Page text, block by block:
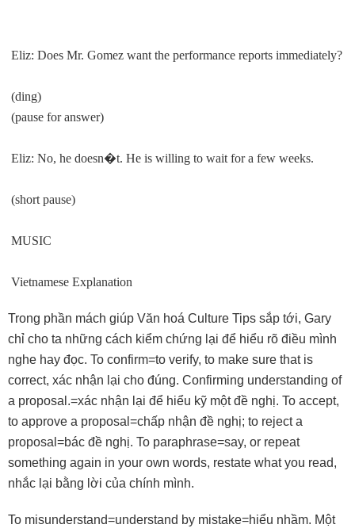
Eliz: Does Mr. Gomez want the performance reports immediately?
(ding)
(pause for answer)
Eliz: No, he doesn�t. He is willing to wait for a few weeks.
(short pause)
MUSIC
Vietnamese Explanation
Trong phần mách giúp Văn hoá Culture Tips sắp tới, Gary
chỉ cho ta những cách kiểm chứng lại để hiểu rõ điều mình
nghe hay đọc. To confirm=to verify, to make sure that is
correct, xác nhận lại cho đúng. Confirming understanding of
a proposal.=xác nhận lại để hiểu kỹ một đề nghị. To accept,
to approve a proposal=chấp nhận đề nghị; to reject a
proposal=bác đề nghị. To paraphrase=say, or repeat
something again in your own words, restate what you read,
nhắc lại bằng lời của chính mình.
To misunderstand=understand by mistake=hiểu nhầm. Một